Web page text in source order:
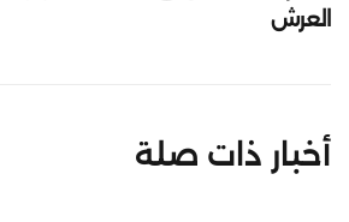
العرش
أخبار ذات صلة